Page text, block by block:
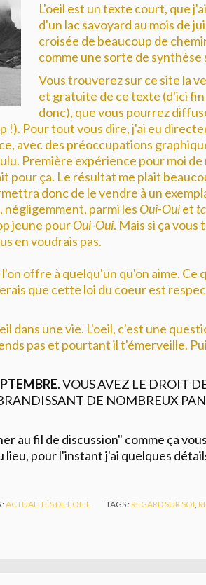
L'oeil est un texte court, que
d'un lac savoyard au mois de
croisée de beaucoup de
comme une sorte de synthèse
Vous trouverez sur ce site la
et gratuite de ce texte (d'ici
donc), que vous pourrez
!). Pour tout vous dire, j'ai eu
avec des préoccupations
Première expérience pour moi de
pour ça. Le résultat me plait
donc de le vendre à un
négligemment, parmi les Oui-Ouiet
jeune pourOui-Oui. Mais si ça vous
en voudrais pas.
offre à quelqu'un qu'on aime. Ce
que cette loi du coeur est
dans une vie. L'oeil, c'est une
pas et pourtant il t'émerveille.
. VOUS AVEZ LE DROIT
DE NOMBREUX
au fil de discussion" comme ça
lieu, pour l'instant j'ai quelques
:ACTUALITÉS DE L'OEIL TAGS :REGARD SUR SOI,